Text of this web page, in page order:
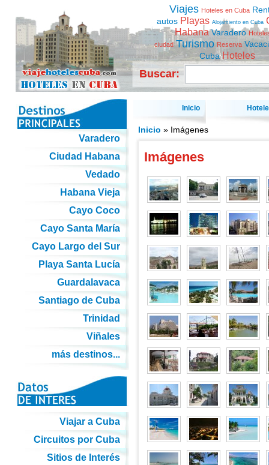
Viajes Hoteles en Cuba
autos Playas Alojamiento en Cuba
Habana Varadero
ciudad Turismo Reserva
Cuba Hoteles
Buscar:
Inicio
Inicio » Imágenes
Imágenes
Varadero
Ciudad Habana
Vedado
Habana Vieja
Cayo Coco
Cayo Santa María
Cayo Largo del Sur
Playa Santa Lucía
Guardalavaca
Santiago de Cuba
Trinidad
Viñales
más destinos...
Viajar a Cuba
Circuitos por Cuba
Sitios de Interés